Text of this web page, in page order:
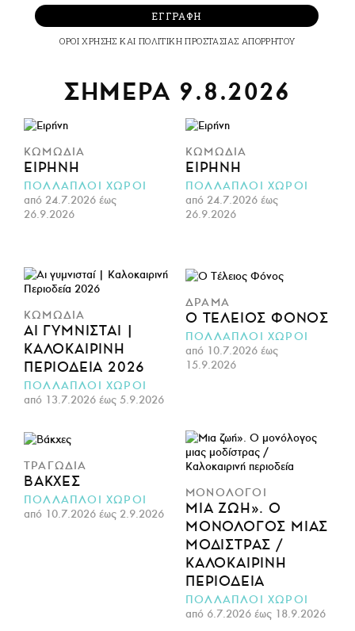
ΕΓΓΡΑΦΗ
ΟΡΟΙ ΧΡΗΣΗΣ ΚΑΙ ΠΟΛΙΤΙΚΗ ΠΡΟΣΤΑΣΙΑΣ ΑΠΟΡΡΗΤΟΥ
ΣΗΜΕΡΑ 9.8.2026
ΚΩΜΩΔΙΑ
ΕΙΡΉΝΗ
ΠΟΛΛΑΠΛΟΙ ΧΩΡΟΙ
από 24.7.2026 έως
26.9.2026
ΚΩΜΩΔΙΑ
ΕΙΡΉΝΗ
ΠΟΛΛΑΠΛΟΙ ΧΩΡΟΙ
από 24.7.2026 έως
26.9.2026
ΚΩΜΩΔΙΑ
ΑΙ ΓΥΜΝΙΣΤΑΊ |
ΚΑΛΟΚΑΙΡΙΝΉ
ΠΕΡΙΟΔΕΊΑ 2026
ΠΟΛΛΑΠΛΟΙ ΧΩΡΟΙ
από 13.7.2026 έως 5.9.2026
ΔΡΑΜΑ
Ο ΤΈΛΕΙΟΣ ΦΌΝΟΣ
ΠΟΛΛΑΠΛΟΙ ΧΩΡΟΙ
από 10.7.2026 έως
15.9.2026
ΤΡΑΓΩΔΙΑ
ΒΆΚΧΕΣ
ΠΟΛΛΑΠΛΟΙ ΧΩΡΟΙ
από 10.7.2026 έως 2.9.2026
ΜΟΝΟΛΟΓΟΙ
ΜΙΑ ΖΩΉ». Ο
ΜΟΝΌΛΟΓΟΣ ΜΙΑΣ
ΜΟΔΊΣΤΡΑΣ /
ΚΑΛΟΚΑΙΡΙΝΉ
ΠΕΡΙΟΔΕΊΑ
ΠΟΛΛΑΠΛΟΙ ΧΩΡΟΙ
από 6.7.2026 έως 18.9.2026